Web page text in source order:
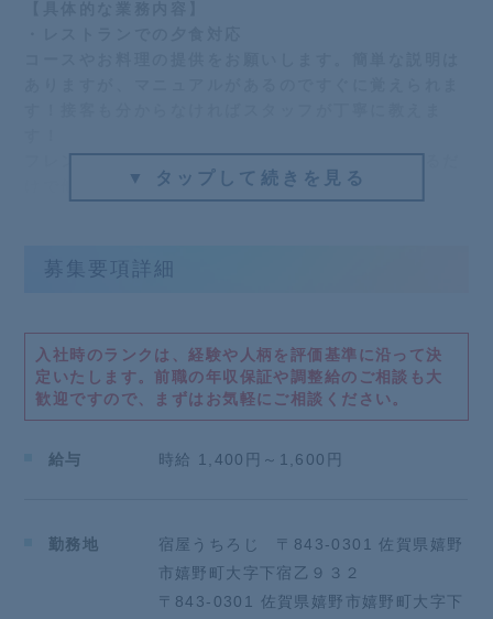
フレンチの用語なども覚えられるので、働いているだ
けで他の人より料理に詳しくなれます♪
セッティングは決まった形がありますので、まずは覚
活に役立ちます♪
・お皿洗い
調理側と協力して、片づけたお皿を洗っていただきま
す。
セットメニューからしっかりとしたコース料理まで、
順を追って教えていきますので、飲食店が初めての方
でも、まずは笑顔ができれば合格です◎
▼ タップして続きを見る
募集要項詳細
入社時のランクは、経験や人柄を評価基準に沿って決
定いたします。前職の年収保証や調整給のご相談も大
歓迎ですので、まずはお気軽にご相談ください。
給与 時給 1,400円～1,600円
勤務地
宿屋うちろじ 〒843-0301 佐賀県嬉野
市嬉野町大字下宿乙９３２
〒843-0301 佐賀県嬉野市嬉野町大字下